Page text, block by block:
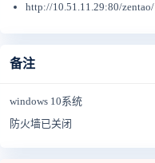
http://10.51.11.29:80/zentao/
备注
windows 10系统
防火墙已关闭